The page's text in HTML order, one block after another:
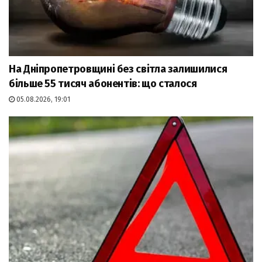
На Дніпропетровщині без світла залишилися
більше 55 тисяч абонентів: що сталося
05.08.2026, 19:01